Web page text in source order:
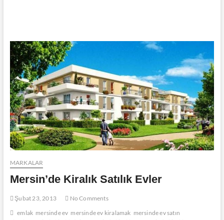
MARKALAR
Mersin’de Kiralık Satılık Evler
Şubat 23, 2013
No Comments
emlak mersinde ev mersinde ev kiralamak mersinde ev satın